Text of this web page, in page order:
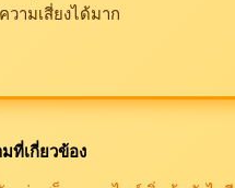
ความเสี่ยงได้มาก
ที่เกี่ยวข้อง